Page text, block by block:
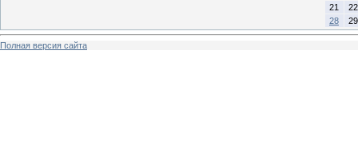
21
22
28
29
Полная версия сайта